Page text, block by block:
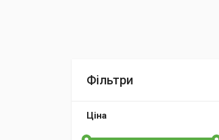
Фільтри
Ціна